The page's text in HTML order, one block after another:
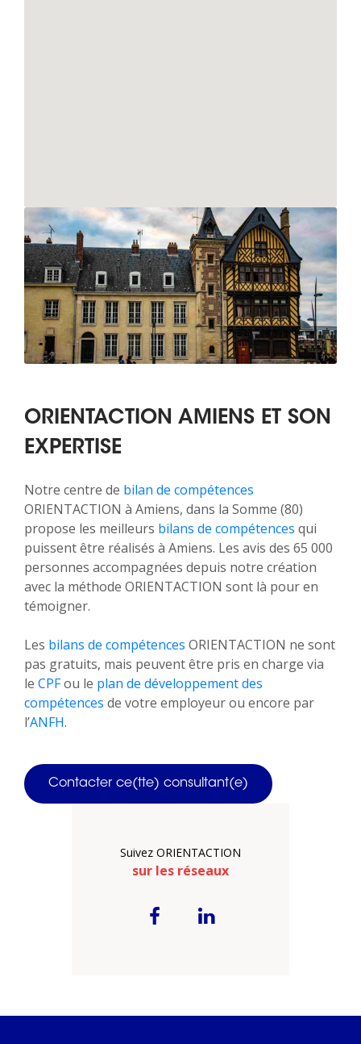
ORIENTACTION AMIENS ET SON
EXPERTISE
Notre centre de bilan de compétences
ORIENTACTION à Amiens, dans la Somme (80)
propose les meilleurs bilans de compétences qui
puissent être réalisés à Amiens. Les avis des 65 000
personnes accompagnées depuis notre création
avec la méthode ORIENTACTION sont là pour en
témoigner.
Les bilans de compétences ORIENTACTION ne sont
pas gratuits, mais peuvent être pris en charge via
le CPFou le plan de développement des
compétences de votre employeur ou encore par
l’ANFH.
Contacter ce(tte) consultant(e)
Suivez ORIENTACTION
sur les réseaux